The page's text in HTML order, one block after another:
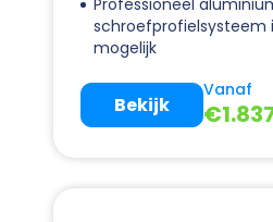
Professioneel
schroefprofielsysteem
mogelijk
Vanaf
€
Bekijk